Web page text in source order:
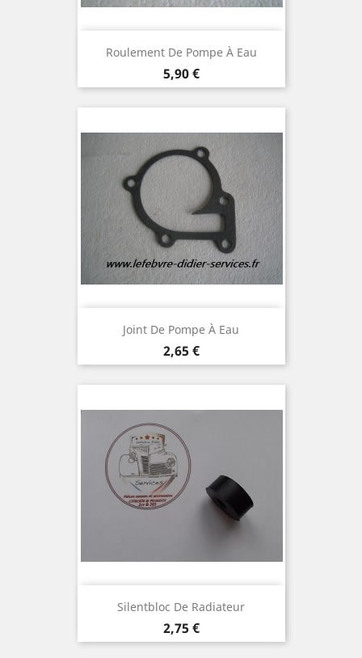
Roulement De Pompe À Eau
Prix
5,90 €
Joint De Pompe À Eau
Prix
2,65 €
Silentbloc De Radiateur
Prix
2,75 €